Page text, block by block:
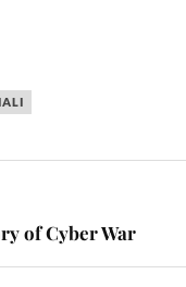
of Cyber War